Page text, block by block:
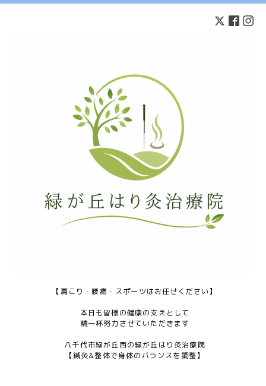
【肩こり・腰痛・スポーツはお任せください】
本日も皆様の健康の支えとして
精一杯努力させていただきます
八千代市緑が丘西の緑が丘はり灸治療院
【鍼灸&整体で身体のバランスを調整】